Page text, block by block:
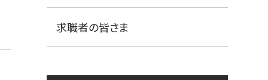
求職者の皆さま